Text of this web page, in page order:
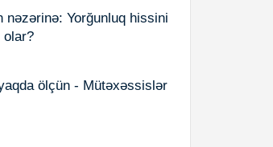
nəzərinə: Yorğunluq hissini
olar?
ölçün - Mütəxəssislər